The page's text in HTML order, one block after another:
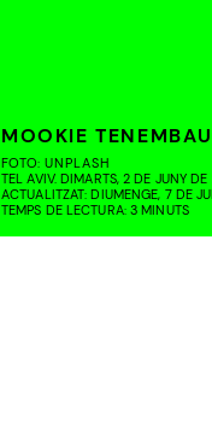
MOOKIE
FOTO: UNPLASH
TEL AVIV. DIMARTS, 2 DE JUNY
ACTUALITZAT: DIUMENGE, 7 DE
TEMPS DE LECTURA: 3 MINUTS